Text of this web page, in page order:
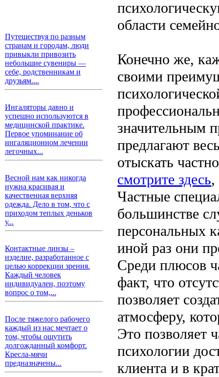
Путешествуя по разным
странам и городам, люди
привыкли привозить
небольшие сувениры —
себе, родственникам и
друзьям....
Ингаляторы давно и
успешно используются в
медицинской практике.
Первое упоминание об
ингаляционном лечении
легочных...
Весной нам как никогда
нужна красивая и
качественная верхняя
одежда. Дело в том, что с
приходом теплых деньков
у...
Контактные линзы –
изделие, разработанное с
целью коррекции зрения.
Каждый человек
индивидуален, поэтому
вопрос о том,...
После тяжелого рабочего
каждый из нас мечтает о
том, чтобы ощутить
долгожданный комфорт.
Кресла-мячи
предназначены...
области
Конечно же,
своими
значительным
предлагают
отыскать
смотрите здесь,
Частные
большинстве
персональных
иной раз они
Среди плюсов
факт, что
позволяет
атмосферу,
Это позволяет
психологии
клиента и в